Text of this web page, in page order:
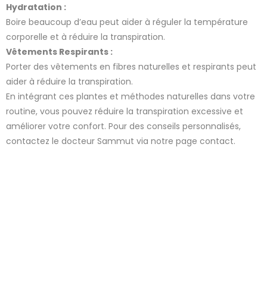
Hydratation :
Boire beaucoup d’eau peut aider à réguler la température
corporelle et à réduire la transpiration.
Vêtements Respirants :
Porter des vêtements en fibres naturelles et respirants peut
aider à réduire la transpiration.
En intégrant ces plantes et méthodes naturelles dans votre
routine, vous pouvez réduire la transpiration excessive et
améliorer votre confort. Pour des conseils personnalisés,
contactez le docteur Sammut via notre page contact.